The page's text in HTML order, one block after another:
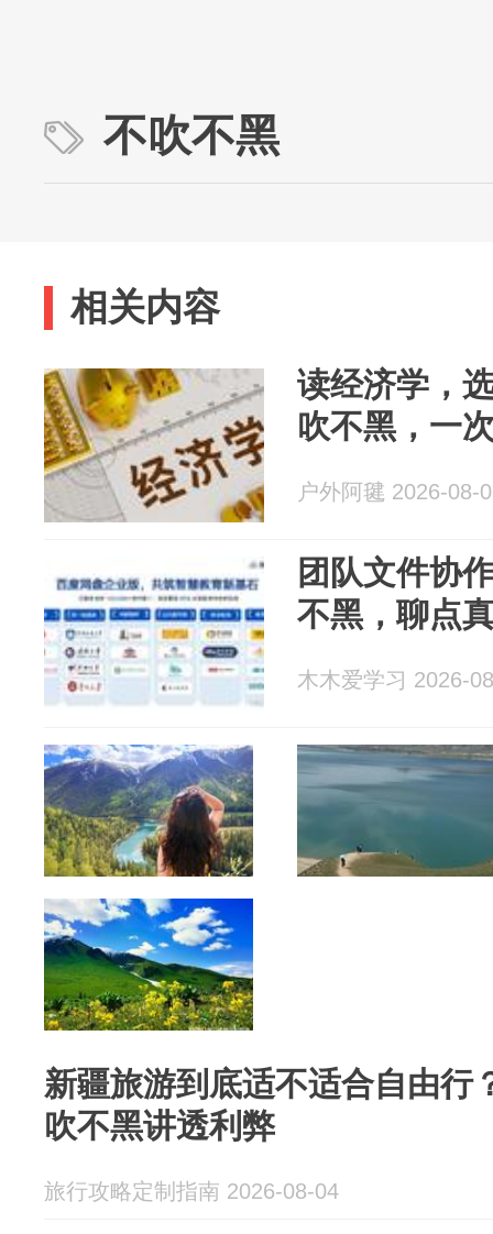
不吹不黑
相关内容
读经济学，
吹不黑，一
户外阿毽 2026-08-
团队文件协
不黑，聊点
木木爱学习 2026-
新疆旅游到底适不适合自由行
吹不黑讲透利弊
旅行攻略定制指南 2026-08-04